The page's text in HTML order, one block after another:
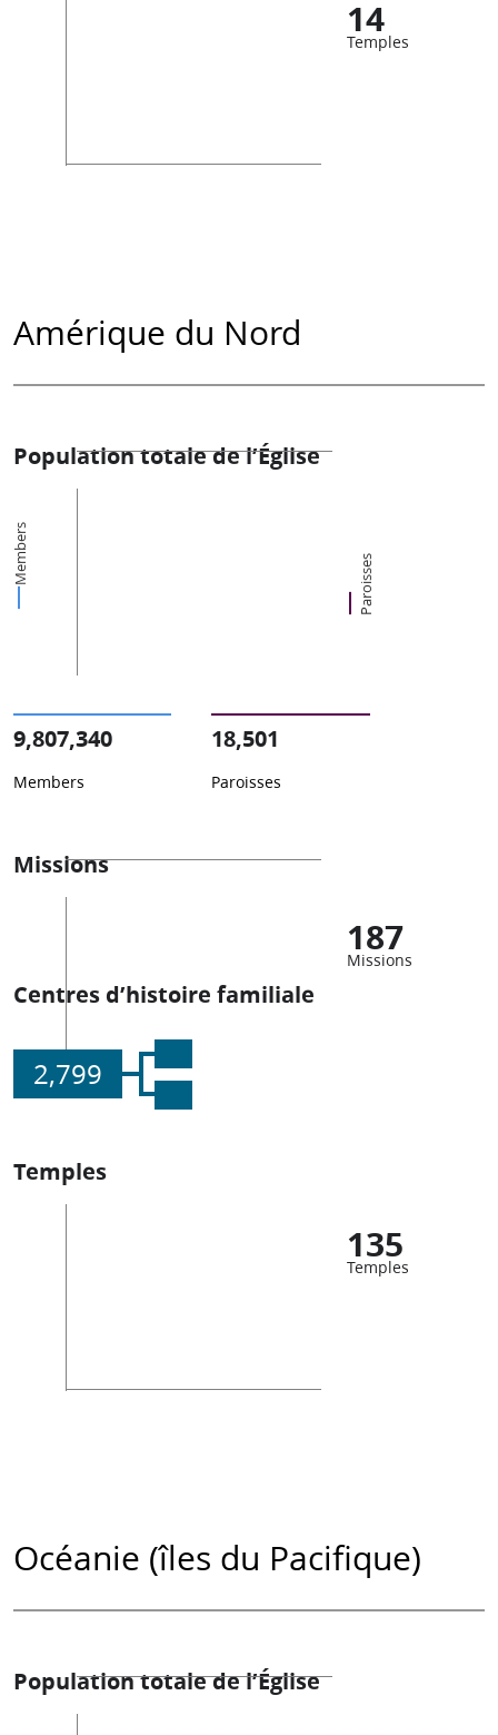
14
Temples
Amérique du Nord
Population totale de l’Église
Members Paroisses
9,807,340
Members
18,501
Paroisses
Missions
187
Missions
Centres d’histoire familiale
2,799
Temples
135
Temples
Océanie (îles du Pacifique)
Population totale de l’Église